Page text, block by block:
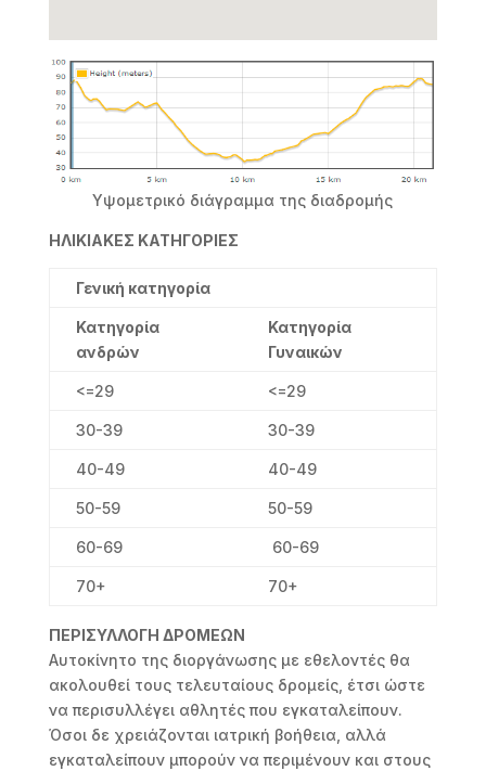
Υψομετρικό διάγραμμα της διαδρομής
ΗΛΙΚΙΑΚΕΣ ΚΑΤΗΓΟΡΙΕΣ
Γενική κατηγορία
Κατηγορία
ανδρών
Κατηγορία
Γυναικών
<=29 <=29
30-39 30-39
40-49 40-49
50-59 50-59
60-69 60-69
70+ 70+
ΠΕΡΙΣΥΛΛΟΓΗ ΔΡΟΜΕΩΝ
Αυτοκίνητο της διοργάνωσης με εθελοντές θα
ακολουθεί τους τελευταίους δρομείς, έτσι ώστε
να περισυλλέγει αθλητές που εγκαταλείπουν.
Όσοι δε χρειάζονται ιατρική βοήθεια, αλλά
εγκαταλείπουν μπορούν να περιμένουν και στους